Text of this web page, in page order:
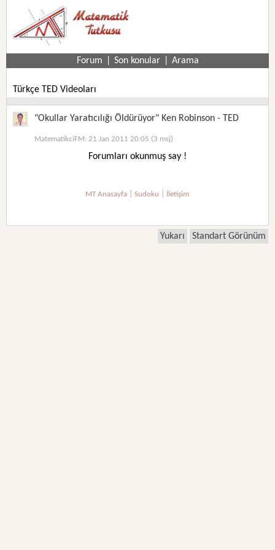
Forum Son konular Arama
Türkçe TED Videoları
"Okullar Yaratıcılığı Öldürüyor" Ken Robinson - TED
MatematikciFM: 21 Jan 2011 20:05 (3 msj)
Forumları okunmuş say !
MT Anasayfa |Sudoku İletişim
Yukarı Standart Görünüm